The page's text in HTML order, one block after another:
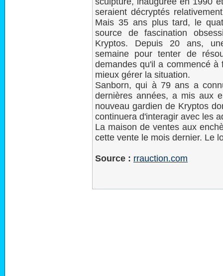
seraient décryptés
Mais 35 ans plus tard, le
source de fascination
Kryptos. Depuis 20 ans,
semaine pour tenter de
demandes qu'il a commencé
mieux gérer la situation.
Sanborn, qui à 79 ans a
dernières années, a mis aux
nouveau gardien de Kryptos
continuera d'interagir avec les
La maison de ventes aux
cette vente le mois dernier. Le
Source : rrauction.com